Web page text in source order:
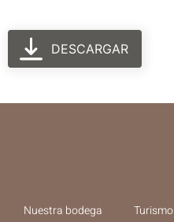
DESCARGAR
Nuestra bodega Turismo